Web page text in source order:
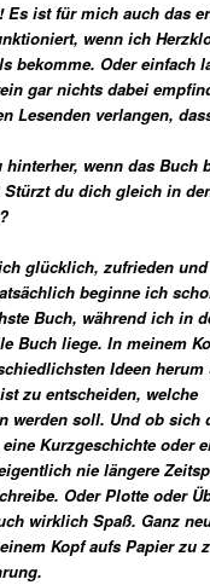
Es ist für mich auch das
wenn ich
bekomme. Oder einfach
gar nichts dabei
Lesenden verlangen,
hinterher, wenn das Buch
du dich gleich in
glücklich, zufrieden
beginne ich
Buch, während ich in
Buch liege. In meinem
Ideen
zu entscheiden, welche
werden soll. Und ob sich
Kurzgeschichte oder
nie längere
Oder Plotte oder
wirklich Spaß. Ganz
Kopf aufs Papier zu